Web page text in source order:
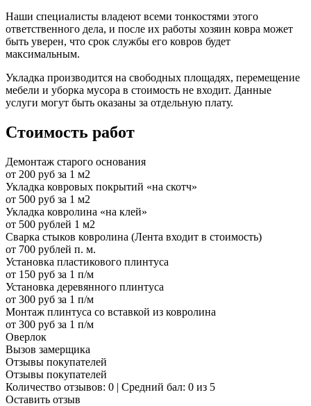
Наши специалисты владеют всеми тонкостями этого
ответственного дела, и после их работы хозяин ковра может
быть уверен, что срок службы его ковров будет
максимальным.
Укладка производится на свободных площадях, перемещение
мебели и уборка мусора в стоимость не входит. Данные
услуги могут быть оказаны за отдельную плату.
Стоимость работ
Демонтаж старого основания
от 200 руб за 1 м2
Укладка ковровых покрытий «на скотч»
от 500 руб за 1 м2
Укладка ковролина «на клей»
от 500 рублей 1 м2
Сварка стыков ковролина (Лента входит в стоимость)
от 700 рублей п. м.
Установка пластикового плинтуса
от 150 руб за 1 п/м
Установка деревянного плинтуса
от 300 руб за 1 п/м
Монтаж плинтуса со вставкой из ковролина
от 300 руб за 1 п/м
Оверлок
Вызов замерщика
Отзывы покупателей
Отзывы покупателей
Количество отзывов: 0 | Средний бал: 0 из 5
Оставить отзыв